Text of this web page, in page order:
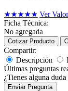
★★★★★ Ver
Ficha Técnica:
No agregada
Cotizar Producto
Compartir:
Descripción
Últimas preguntas
¿Tienes alguna
Enviar Pregunta